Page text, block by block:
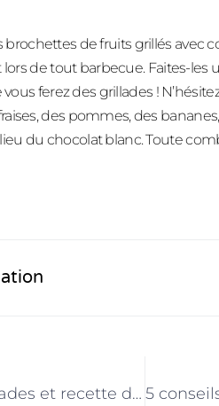
brochettes de fruits grillés avec
de tout barbecue. Faites-les
ferez des grillades !
des pommes, des
du chocolat blanc. Toute
Conseils pour les grillades et recette de sauce barbecue